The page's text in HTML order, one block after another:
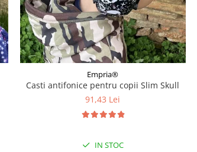
Empria®
Casti antifonice pentru copii Slim Skull
91,43 Lei
IN STOC